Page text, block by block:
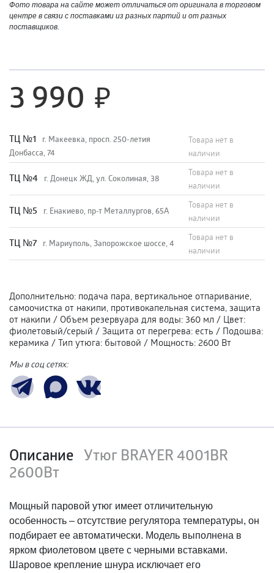
Фото товара на сайте может отличаться от оригинала в торговом
центре в связи с поставками из разных партий и от разных
поставщиков.
3 990
TЦ №1
г. Макеевка, просп. 250-летия
Донбасса, 74
Товара нет в
наличии
TЦ №4 г. Донецк ЖД, ул. Соколиная, 38
Товара нет в
наличии
TЦ №5 г. Енакиево, пр-т Металлургов, 65А
Товара нет в
наличии
ТЦ №7 г. Мариуполь, Запорожское шоссе, 4
Товара нет в
наличии
Дополнительно: подача пара, вертикальное отпаривание,
самоочистка от накипи, противокапельная система, защита
от накипи / Объем резервуара для воды: 360 мл / Цвет:
фиолетовый/серый / Защита от перегрева: есть / Подошва:
керамика / Тип утюга: бытовой / Мощность: 2600 Вт
Мы в соц сетях:
Описание Утюг BRAYER 4001BR
2600Вт
Мощный паровой утюг имеет отличительную
особенность – отсутствие регулятора температуры, он
подбирает ее автоматически. Модель выполнена в
ярком фиолетовом цвете с черными вставками.
Шаровое крепление шнура исключает его